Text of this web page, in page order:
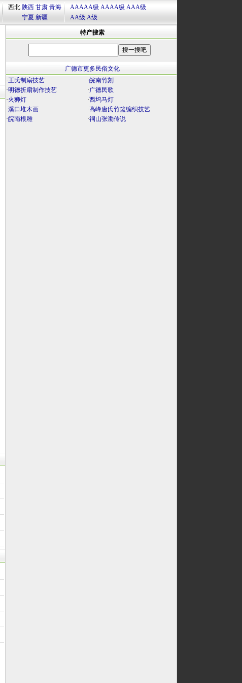
西北 陕西 甘肃 青海
宁夏 新疆
AAAAA级 AAAA级 AAA级
AA级 A级
特产搜索
广德市更多民俗文化
·王氏制扇技艺 ·皖南竹刻
·明德折扇制作技艺 ·广德民歌
·火狮灯 ·西坞马灯
·溪口堆木画 ·高峰唐氏竹篮编织技艺
·皖南根雕 ·祠山张渤传说